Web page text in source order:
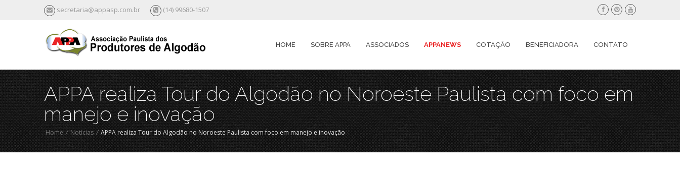
secretaria@appasp.com.br (14) 99680-1507
HOME SOBRE APPA ASSOCIADOS APPANEWS COTAÇÃO BENEFICIADORA CONTATO
APPA realiza Tour do Algodão no Noroeste Paulista com foco em
manejo e inovação
Home / Notícias /APPA realiza Tour do Algodão no Noroeste Paulista com foco em manejo e inovação